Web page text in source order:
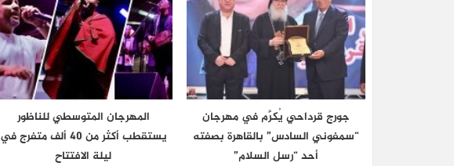
جورج قرداحي يُكرَّم في مهرجان
“سمفوني السادس” بالقاهرة بصفته
أحد “رسل السلام”
المهرجان المتوسطي للناظور
يستقطب أكثر من 40 ألف متفرج في
ليلة الافتتاح